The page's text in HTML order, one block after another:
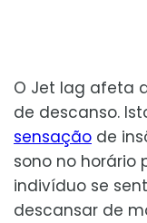
O Jet lag afeta
de descanso.
sensação de
sono no horário
indivíduo se
descansar de